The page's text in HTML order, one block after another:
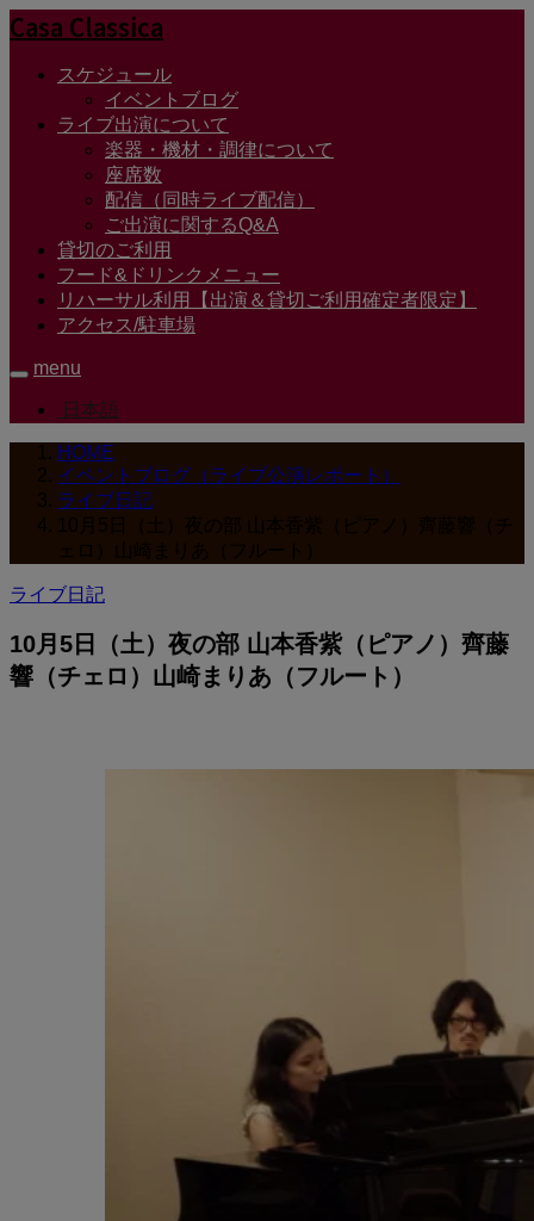
Casa Classica
スケジュール
イベントブログ
ライブ出演について
楽器・機材・調律について
座席数
配信（同時ライブ配信）
ご出演に関するQ&A
貸切のご利用
フード&ドリンクメニュー
リハーサル利用【出演＆貸切ご利用確定者限定】
アクセス/駐車場
menu
日本語
HOME
イベントブログ（ライブ公演レポート）
ライブ日記
ライブ日記
10月5日（土）夜の部 山本香紫（ピアノ）齊藤
響（チェロ）山崎まりあ（フルート）